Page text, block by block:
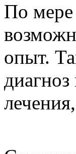
По мере
опыт.